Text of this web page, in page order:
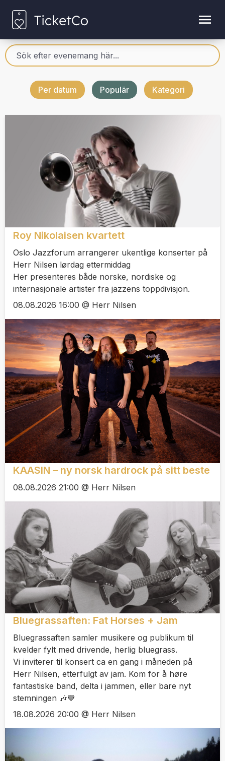
Per datum Populär Kategori
Roy Nikolaisen kvartett
Oslo Jazzforum arrangerer ukentlige konserter på
Herr Nilsen lørdag ettermiddag
Her presenteres både norske, nordiske og
internasjonale artister fra jazzens toppdivisjon.
08.08.2026 16:00 @ Herr Nilsen
KAASIN – ny norsk hardrock på sitt beste
08.08.2026 21:00 @ Herr Nilsen
Bluegrassaften: Fat Horses + Jam
Bluegrassaften samler musikere og publikum til
kvelder fylt med drivende, herlig bluegrass.
Vi inviterer til konsert ca en gang i måneden på
Herr Nilsen, etterfulgt av jam. Kom for å høre
fantastiske band, delta i jammen, eller bare nyt
stemningen 🎶💙
18.08.2026 20:00 @ Herr Nilsen